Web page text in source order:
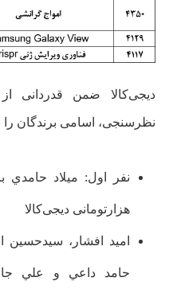
دیجی‌کالا ضمن قدردانی
نظرسنجی، اسامی برندگان را
هزارتومانی دیجی‌کالا
اميد افشار، سيدحسين
حامد داعي و علي